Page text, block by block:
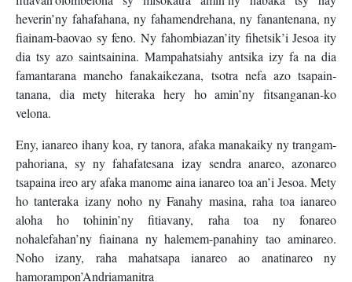
heverin’ny fahafahana, ny fahamendrehana, ny fanantenana, ny
fiainam-baovao sy feno. Ny fahombiazan’ity fihetsik’i Jesoa ity
dia tsy azo saintsainina. Mampahatsiahy antsika izy fa na dia
famantarana maneho fanakaikezana, tsotra nefa azo tsapain-
tanana, dia mety hiteraka hery ho amin’ny fitsanganan-ko
velona.
Eny, ianareo ihany koa, ry tanora, afaka manakaiky ny trangam-
pahoriana, sy ny fahafatesana izay sendra anareo, azonareo
tsapaina ireo ary afaka manome aina ianareo toa an’i Jesoa. Mety
ho tanteraka izany noho ny Fanahy masina, raha toa ianareo
aloha ho tohinin’ny fitiavany, raha toa ny fonareo
nohalefahan’ny fiainana ny halemem-panahiny tao aminareo.
Noho izany, raha mahatsapa ianareo ao anatinareo ny
hamorampon’Andriamanitra